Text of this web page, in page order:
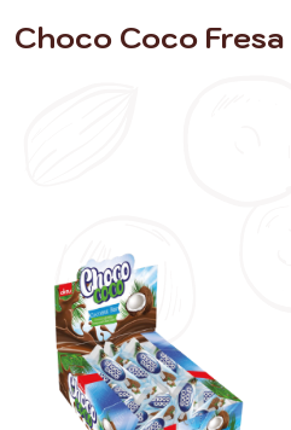
Choco Coco Fresa